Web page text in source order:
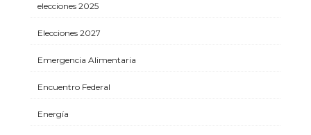
elecciones 2025
Elecciones 2027
Emergencia Alimentaria
Encuentro Federal
Energía